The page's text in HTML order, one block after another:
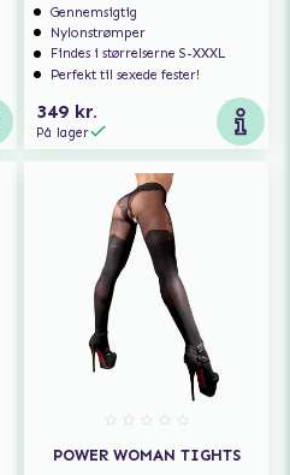
Gennemsigtig
Nylonstrømper
Findes i størrelserne S-XXXL
Perfekt til sexede fester!
349 kr.
På lager
POWER WOMAN TIGHTS